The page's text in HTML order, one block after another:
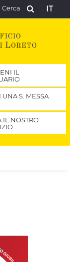
IT
Cerca
IL
UNA S. MESSA
IL NOSTRO